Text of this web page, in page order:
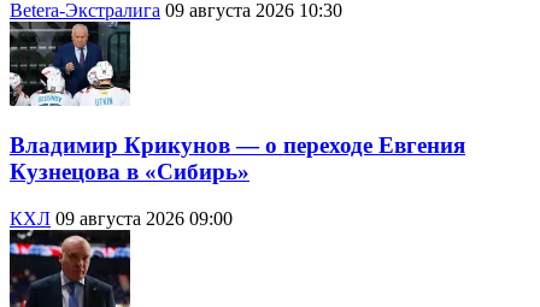
Betera-Экстралига 09 августа 2026 10:30
Владимир Крикунов — о переходе Евгения
Кузнецова в «Сибирь»
КХЛ 09 августа 2026 09:00